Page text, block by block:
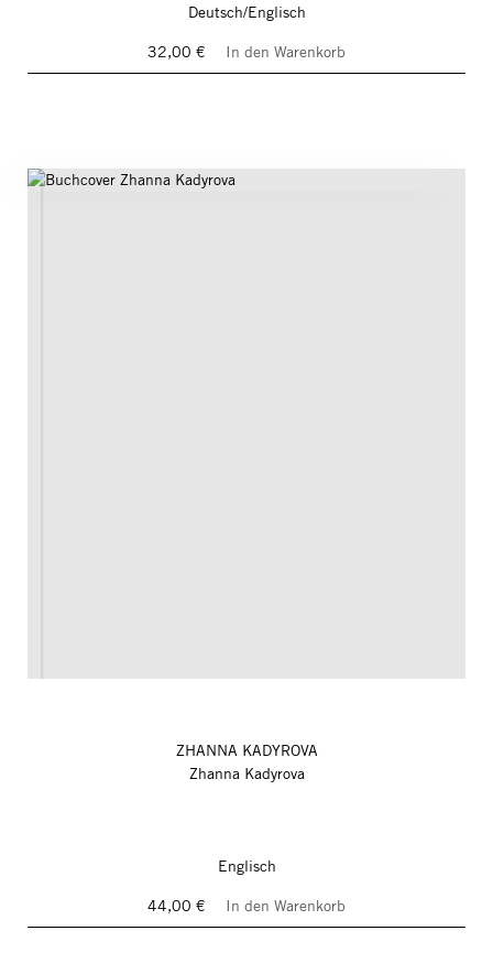
Deutsch/Englisch
32,00 €
In den Warenkorb
ZHANNA KADYROVA
Zhanna Kadyrova
Englisch
44,00 €
In den Warenkorb